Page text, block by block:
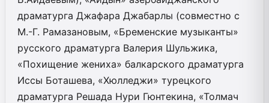
драматурга Джафара Джабарлы (совместно с
М.-Г. Рамазановым, «Бременские музыканты»
русского драматурга Валерия Шульжика,
«Похищение жениха» балкарского драматурга
Иссы Боташева, «Хюлледжи» турецкого
драматурга Решада Нури Гюнтекина, «Толмач